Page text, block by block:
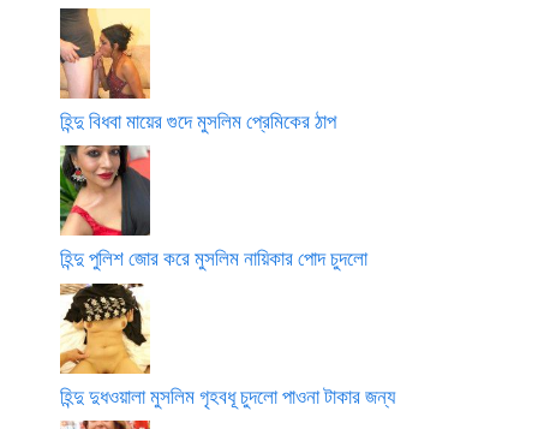
হিন্দু বিধবা মায়ের গুদে মুসলিম প্রেমিকের ঠাপ
হিন্দু পুলিশ জোর করে মুসলিম নায়িকার পোদ চুদলো
হিন্দু দুধওয়ালা মুসলিম গৃহবধূ চুদলো পাওনা টাকার জন্য